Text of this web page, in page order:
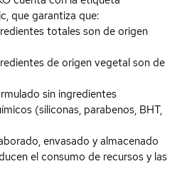
que garantiza que:
totales son de origen
de origen vegetal son de
sin ingredientes
(siliconas, parabenos, BHT,
envasado y almacenado
el consumo de recursos y las